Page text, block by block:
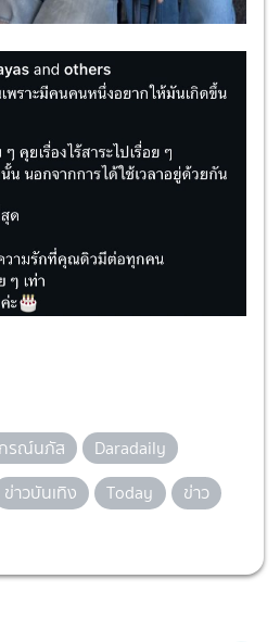
รณ์นภัส
Daradaily
ข่าวบันเทิง Today ข่าว